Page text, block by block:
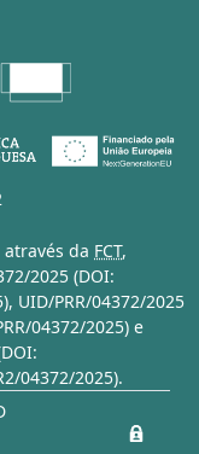
da FCT,
2025 (DOI:
, UID/PRR/04372/2025
04372/2025)e
04372/2025).